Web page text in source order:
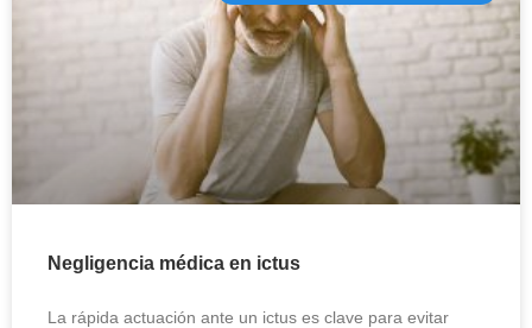
Negligencia médica en ictus
La rápida actuación ante un ictus es clave para evitar